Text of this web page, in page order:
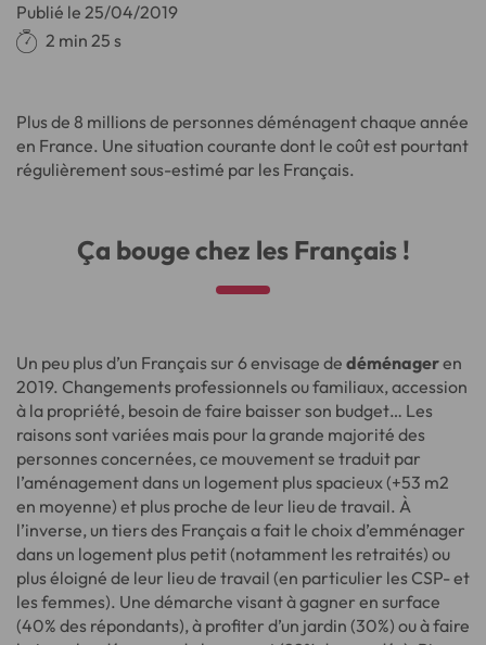
Publié le 25/04/2019
2 min 25 s
Plus de 8 millions de personnes déménagent chaque année
en France. Une situation courante dont le coût est pourtant
régulièrement sous-estimé par les Français.
Ça bouge chez les Français !
Un peu plus d’un Français sur 6 envisage de déménageren
2019. Changements professionnels ou familiaux, accession
à la propriété, besoin de faire baisser son budget… Les
raisons sont variées mais pour la grande majorité des
personnes concernées, ce mouvement se traduit par
l’aménagement dans un logement plus spacieux (+53 m2
en moyenne) et plus proche de leur lieu de travail. À
l’inverse, un tiers des Français a fait le choix d’emménager
dans un logement plus petit (notamment les retraités) ou
plus éloigné de leur lieu de travail (en particulier les CSP- et
les femmes). Une démarche visant à gagner en surface
(40% des répondants), à profiter d’un jardin (30%) ou à faire